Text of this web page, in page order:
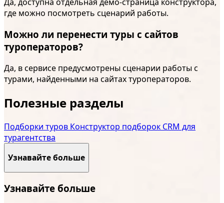
Да, доступна отдельная демо-страница конструктора,
где можно посмотреть сценарий работы.
Можно ли перенести туры с сайтов
туроператоров?
Да, в сервисе предусмотрены сценарии работы с
турами, найденными на сайтах туроператоров.
Полезные разделы
Подборки туров Конструктор подборок CRM для
турагентства
Узнавайте больше
Узнавайте больше